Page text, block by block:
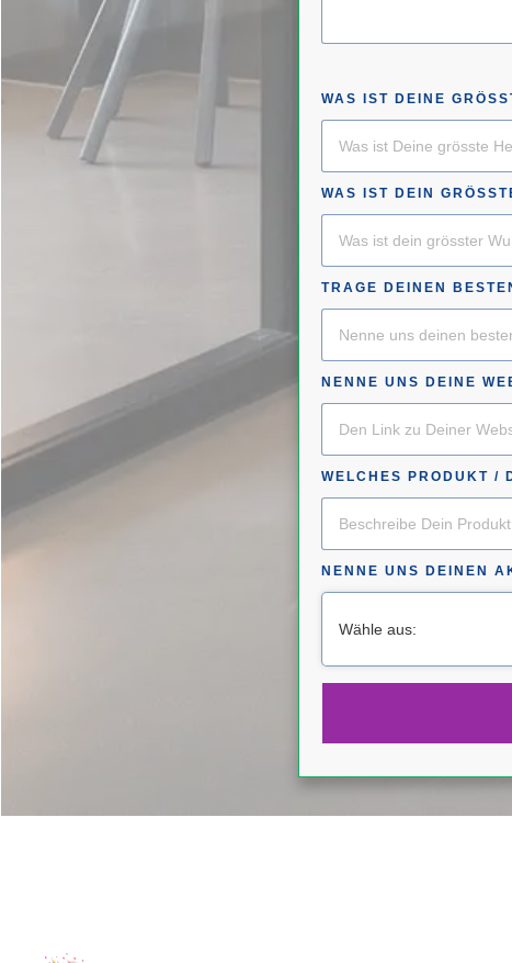
WAS IST DEINE
WAS IST DEIN
TRAGE DEINEN
NENNE UNS DEINE
WELCHES PRODUKT /
NENNE UNS DEINEN
Wähle aus: